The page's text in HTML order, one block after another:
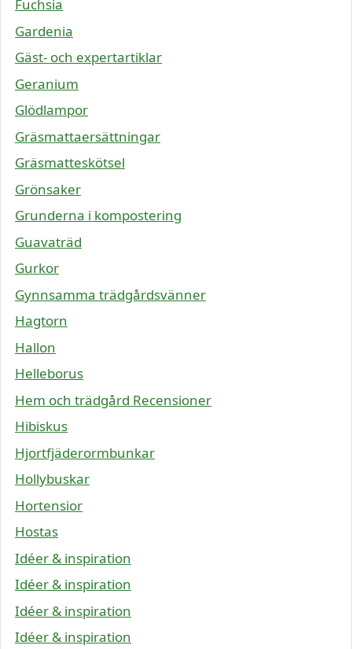
Fuchsia
Gardenia
Gäst- och expertartiklar
Geranium
Glödlampor
Gräsmattaersättningar
Gräsmatteskötsel
Grönsaker
Grunderna i kompostering
Guavaträd
Gurkor
Gynnsamma trädgårdsvänner
Hagtorn
Hallon
Helleborus
Hem och trädgård Recensioner
Hibiskus
Hjortfjäderormbunkar
Hollybuskar
Hortensior
Hostas
Idéer & inspiration
Idéer & inspiration
Idéer & inspiration
Idéer & inspiration